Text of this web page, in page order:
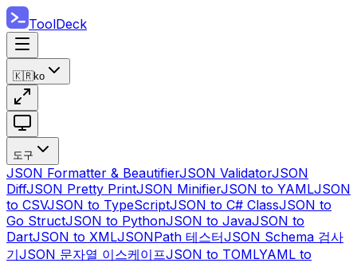
ToolDeck
🇰🇷ko
도구
JSON Formatter & BeautifierJSON ValidatorJSON
DiffJSON Pretty PrintJSON MinifierJSON to YAMLJSON
to CSVJSON to TypeScriptJSON to C# ClassJSON to
Go StructJSON to PythonJSON to JavaJSON to
DartJSON to XMLJSONPath 테스터JSON Schema 검사
기JSON 문자열 이스케이프JSON to TOMLYAML to